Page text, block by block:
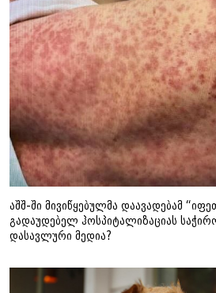
აშშ-ში მივიწყებულმა დაავადებამ
გადაუდებელ ჰოსპიტალიზაციას
დასავლური მედია?